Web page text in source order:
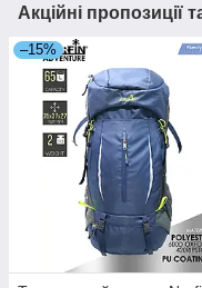
Акційні пропозиції
–15%